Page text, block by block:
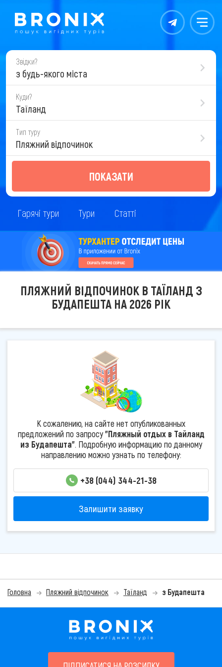
Контакты Меню
Звідки?
з будь-якого міста
Куди?
Таїланд
Тип туру
Пляжний відпочинок
ПОКАЗАТИ
Гарячі тури Тури Статті
ПЛЯЖНИЙ ВІДПОЧИНОК В ТАЇЛАНД З
БУДАПЕШТА НА 2026 РІК
К сожалению, на сайте нет опубликованных
предложений по запросу"Пляжный отдых в Тайланд
из Будапешта". Подробную информацию по данному
направлению можно узнать по телефону:
+38 (044) 344-21-38
Залишити заявку
Головна Пляжний відпочинок Таїланд з Будапешта